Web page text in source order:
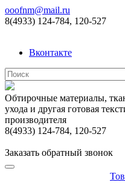
ooofnm@mail.ru
8(4933) 124-784, 120-527
Вконтакте
Обтирочные материалы,
ухода и другая готовая
производителя
8(4933) 124-784, 120-527
Заказать обратный звонок